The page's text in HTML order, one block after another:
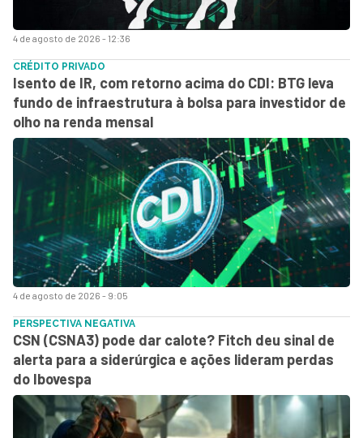
4 de agosto de 2026 - 12:36
4 de agosto de 2026 - 9:05
CRÉDITO PRIVADO
Isento de IR, com retorno acima do CDI: BTG leva
fundo de infraestrutura à bolsa para investidor de
olho na renda mensal
PERSPECTIVA NEGATIVA
CSN (CSNA3) pode dar calote? Fitch deu sinal de
alerta para a siderúrgica e ações lideram perdas
do Ibovespa